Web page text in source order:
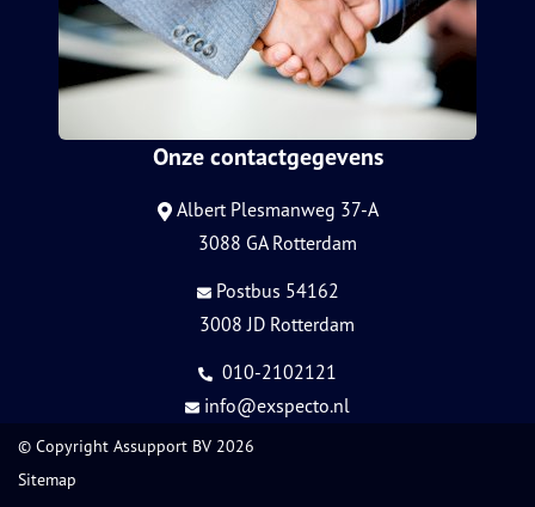
Onze contactgegevens
Albert Plesmanweg 37-A
3088 GA Rotterdam
Postbus 54162
3008 JD Rotterdam
010-2102121
info@exspecto.nl
© Copyright Assupport BV 2026
Sitemap